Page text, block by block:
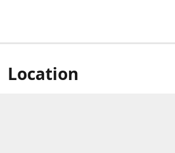
Location